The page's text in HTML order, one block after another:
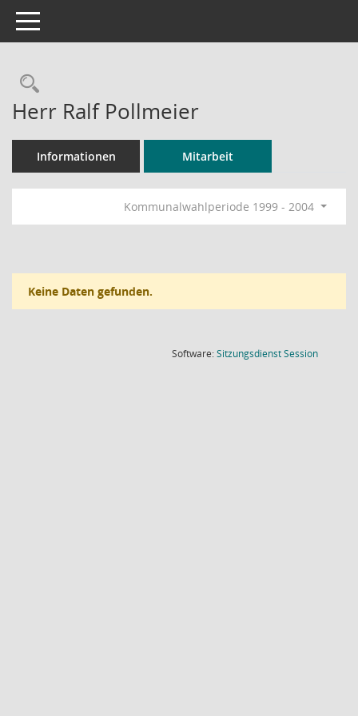
Toggle navigation
Rechercheauswahl
Herr Ralf Pollmeier
Informationen Mitarbeit
Kommunalwahlperiode 1999 - 2004
Keine Daten gefunden.
Software:SitzungsdienstSession(Wird in